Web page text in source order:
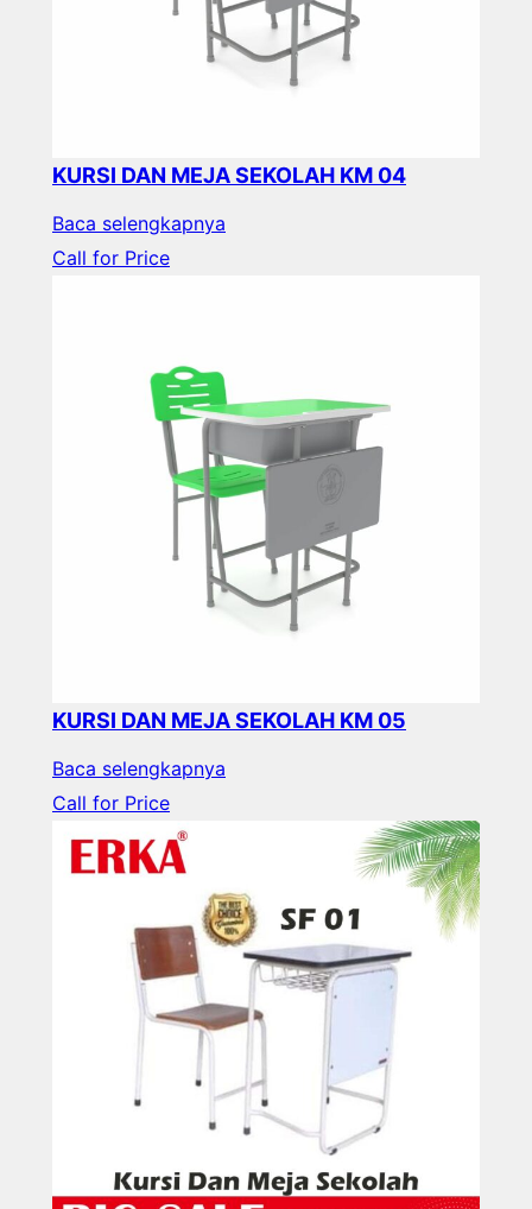
KURSI DAN MEJA SEKOLAH KM 04
Baca selengkapnya
Call for Price
KURSI DAN MEJA SEKOLAH KM 05
Baca selengkapnya
Call for Price